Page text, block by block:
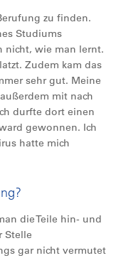
zu finden.
Studiums
nicht, wie man lernt.
Zudem kam das
sehr gut. Meine
mit nach
durfte dort einen
gewonnen. Ich
hatte mich
die Teile hin- und
Stelle
gar nicht vermutet